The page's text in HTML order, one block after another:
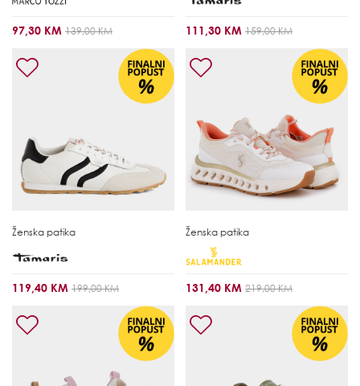
97,30 KM 139,00 KM 111,30 KM 159,00 KM
Ženska patika
119,40 KM 199,00 KM
Ženska patika
131,40 KM 219,00 KM